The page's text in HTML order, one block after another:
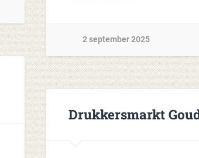
2 september 2025
Drukkersmarkt